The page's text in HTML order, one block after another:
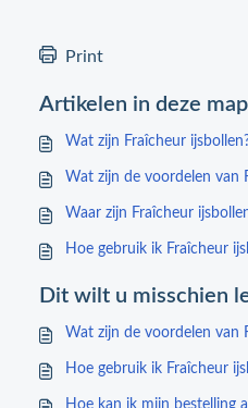
Print
Artikelen in deze
Wat zijn Fraîcheur
Wat zijn de voordelen van
Waar zijn Fraîcheur
Hoe gebruik ik Fraîcheur
Dit wilt u misschien
Wat zijn de voordelen van
Hoe gebruik ik Fraîcheur
Hoe kan ik mijn bestelling